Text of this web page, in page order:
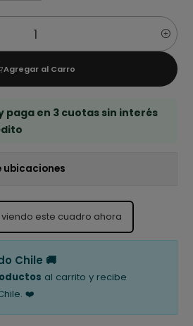
Agregar al Carro
paga en 3 cuotas sin interés
ubicaciones
este cuadro ahora
Chile 🚚
al carrito y recibe
❤️